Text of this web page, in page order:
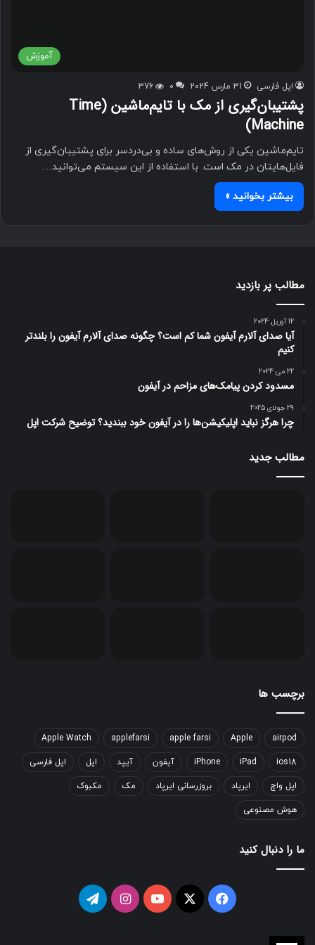
آموزش
اپل فارسی 31 مارس 2024 0
376
پشتیبان‌گیری از مک با تایم‌ماشین (Time
Machine)
تایم‌ماشین یکی از روش‌های ساده و بی‌دردسر برای پشتیبان‌گیری از
فایل‌هایتان در مک است. با استفاده از این سیستم می‌توانید…
بیشتر بخوانید »
مطالب پر بازدید
12 آوریل 2024
آیا صدای آلارم آیفون شما کم است؟ چگونه صدای آلارم آیفون را بلندتر
کنیم
22 می 2024
مسدود کردن پیامک‌های مزاحم در آیفون
29 جولای 2025
چرا هرگز نباید اپلیکیشن‌ها را در آیفون خود ببندید؟ توضیح شرکت اپل
مطالب جدید
برچسب ها
airpod
Apple
apple farsi
applefarsi
Apple Watch
ios18
iPad
iPhone آیفون آیپد اپل اپل فارسی
اپل واچ ایرپاد بروزرسانی ایرپاد مک مکبوک
هوش مصنوعی
ما را دنبال کنید
فیسبوکایکس یوتیوباینستاگرامتلگرام